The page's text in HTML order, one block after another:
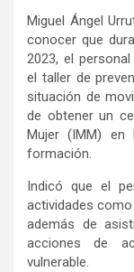
Miguel Ángel
conocer que
2023, el
el taller de
situación de
de obtener un
Mujer (IMM)
formación.
Indicó que el
actividades
además de
acciones de
vulnerable.